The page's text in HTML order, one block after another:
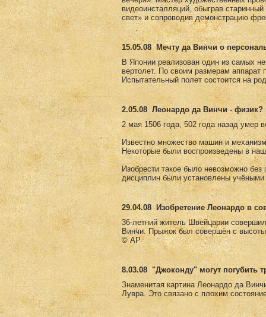
видеоинсталляций, обыграв
свет» и сопроводив демонстрацию
15.05.08 Мечту да Винчи о
В Японии реализован один из самых
вертолет. По своим размерам
Испытательный полет состоится на
2.05.08 Леонардо да Винчи - физик?
2 мая 1506 года, 502 года назад умер
Известно множество машин и
Некоторые были воспроизведены в
Изобрести такое было невозможно
дисциплин были установлены
29.04.08
Изобретение Леонардо в
36-летний житель Швейцарии
Винчи. Прыжок был совершён с
© AP
8.03.08 "Джоконду" могут погубить
Знаменитая картина Леонардо да
Лувра. Это связано с плохим